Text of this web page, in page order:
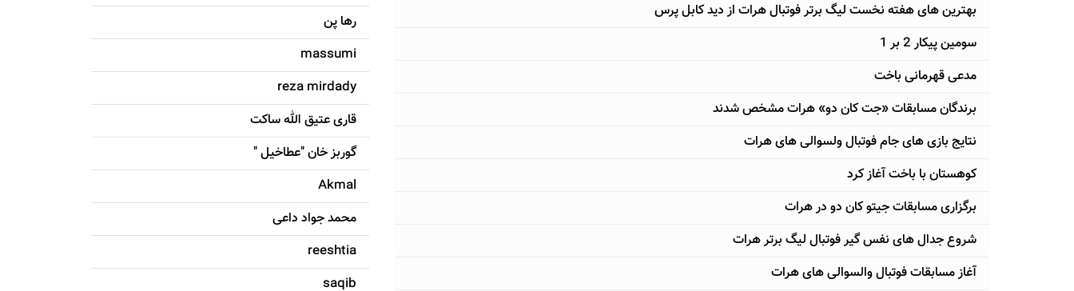
بهترین های هفته نخست لیگ برتر فوتبال هرات از دید کابل پرس
سومین پیکار 2 بر 1
مدعی قهرمانی باخت
برندگان مسابقات «جت کان دو» هرات مشخص شدند
نتایج بازی های جام فوتبال ولسوالی های هرات
کوهستان با باخت آغاز کرد
برگزاری مسابقات جیتو کان دو در هرات
شروع جدال های نفس گیر فوتبال لیگ برتر هرات
آغاز مسابقات فوتبال والسوالی های هرات
رها پن
massumi
reza mirdady
قاری عتیق الله ساکت
گوربز خان "عطاخیل "
Akmal
محمد جواد داعی
reeshtia
saqib